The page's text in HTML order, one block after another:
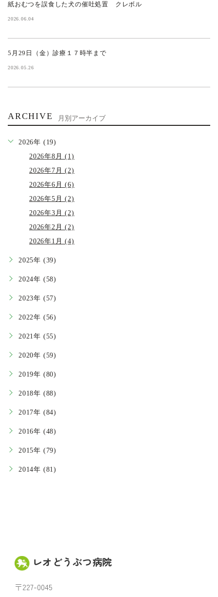
紙おむつを誤食した犬の催吐処置 クレボル
2026.06.04
5月29日（金）診療１７時半まで
2026.05.26
ARCHIVE 月別アーカイブ
2026年 (19)
2026年8月 (1)
2026年7月 (2)
2026年6月 (6)
2026年5月 (2)
2026年3月 (2)
2026年2月 (2)
2026年1月 (4)
2025年 (39)
2024年 (58)
2023年 (57)
2022年 (56)
2021年 (55)
2020年 (59)
2019年 (80)
2018年 (88)
2017年 (84)
2016年 (48)
2015年 (79)
2014年 (81)
レオどうぶつ病院
〒227-0045